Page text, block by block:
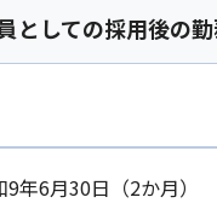
としての採用後の
年6月30日（2か月）